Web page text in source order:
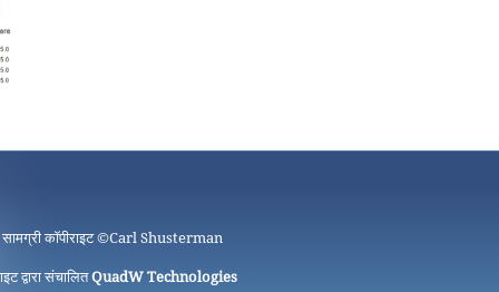
कॉपीराइट ©Carl Shusterman
द्वारा संचालितQuadW Technologies